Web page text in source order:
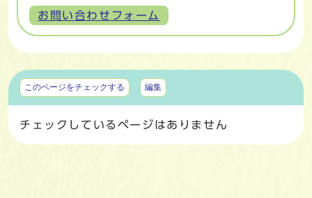
お問い合わせフォーム
マイページ
このページをチェックする 編集
チェックしているページはありません